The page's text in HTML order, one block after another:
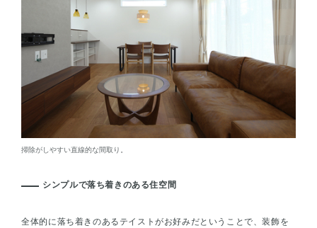
掃除がしやすい直線的な間取り。
シンプルで落ち着きのある住空間
全体的に落ち着きのあるテイストがお好みだということで、装飾を